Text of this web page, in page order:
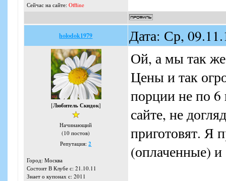
Сейчас на сайте: Offline
holodok1979 Дата: Ср,
[Любитель Скидок]
Начинающий
(10 постов)
Репутация:2
Город: Москва
Состоит В Клубе с: 21.10.11
Знает о купонах с: 2011
Ой, а мы так
Цены и так
порции не по
сайте, не
приготовят. Я
(оплаченные) и